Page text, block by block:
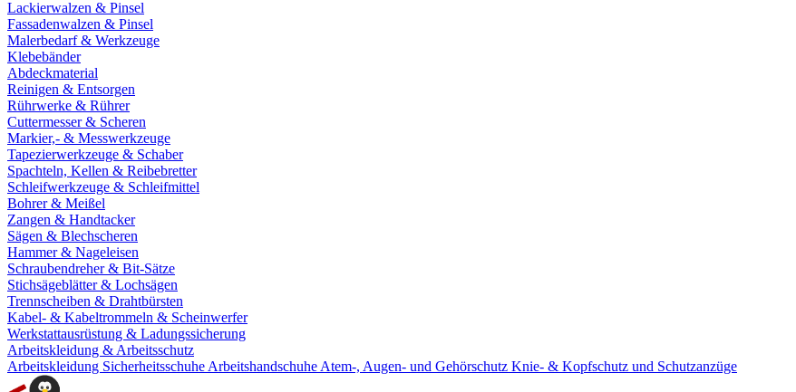
Lackierwalzen & Pinsel
Fassadenwalzen & Pinsel
Malerbedarf & Werkzeuge
Klebebänder
Abdeckmaterial
Reinigen & Entsorgen
Rührwerke & Rührer
Cuttermesser & Scheren
Markier,- & Messwerkzeuge
Tapezierwerkzeuge & Schaber
Spachteln, Kellen & Reibebretter
Schleifwerkzeuge & Schleifmittel
Bohrer & Meißel
Zangen & Handtacker
Sägen & Blechscheren
Hammer & Nageleisen
Schraubendreher & Bit-Sätze
Stichsägeblätter & Lochsägen
Trennscheiben & Drahtbürsten
Kabel- & Kabeltrommeln & Scheinwerfer
Werkstattausrüstung & Ladungssicherung
Arbeitskleidung & Arbeitsschutz
Arbeitskleidung Sicherheitsschuhe Arbeitshandschuhe Atem-, Augen- und Gehörschutz Knie- & Kopfschutz und Schutzanzüge